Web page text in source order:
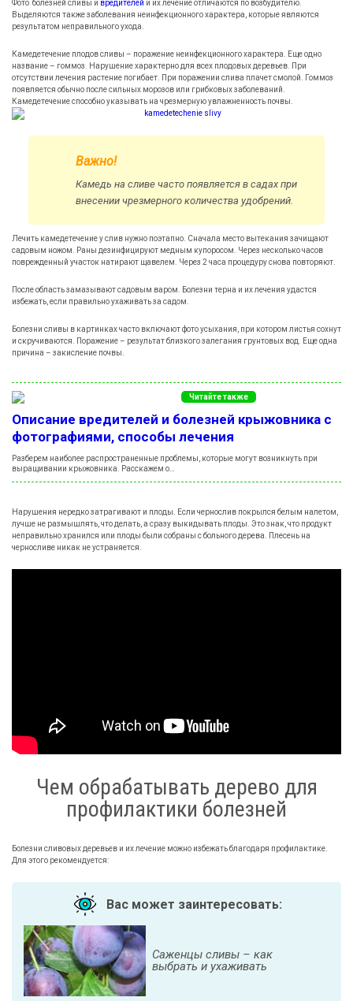
Фото болезней сливы и вредителей и их лечение отличаются по возбудителю.
Выделяются также заболевания неинфекционного характера, которые являются
результатом неправильного ухода.
Камедетечение плодов сливы – поражение неинфекционного характера. Еще одно
название – гоммоз. Нарушение характерно для всех плодовых деревьев. При
отсутствии лечения растение погибает. При поражении слива плачет смолой. Гоммоз
появляется обычно после сильных морозов или грибковых заболеваний.
Камедетечение способно указывать на чрезмерную увлажненность почвы.
Важно!
Камедь на сливе часто появляется в садах при
внесении чрезмерного количества удобрений.
Лечить камедетечение у слив нужно поэтапно. Сначала место вытекания зачищают
садовым ножом. Раны дезинфицируют медным купоросом. Через несколько часов
поврежденный участок натирают щавелем. Через 2 часа процедуру снова повторяют.
После область замазывают садовым варом. Болезни терна и их лечения удастся
избежать, если правильно ухаживать за садом.
Болезни сливы в картинках часто включают фото усыхания, при котором листья сохнут
и скручиваются. Поражение – результат близкого залегания грунтовых вод. Еще одна
причина – закисление почвы.
Читайте также
Описание вредителей и болезней крыжовника с
фотографиями, способы лечения
Разберем наиболее распространенные проблемы, которые могут возникнуть при
выращивании крыжовника. Расскажем о…
Нарушения нередко затрагивают и плоды. Если чернослив покрылся белым налетом,
лучше не размышлять, что делать, а сразу выкидывать плоды. Это знак, что продукт
неправильно хранился или плоды были собраны с больного дерева. Плесень на
черносливе никак не устраняется.
Чем обрабатывать дерево для
профилактики болезней
Болезни сливовых деревьев и их лечение можно избежать благодаря профилактике.
Для этого рекомендуется:
Вас может заинтересовать:
Саженцы сливы – как
выбрать и ухаживать